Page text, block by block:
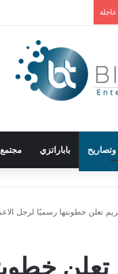
عاجلة
وتصاريح باباراتزي مجتمع
تعلن خطوبتها رسميًا لرجل
تعلن